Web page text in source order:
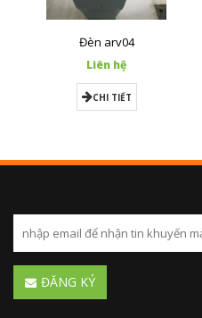
Đèn arv04
Liên hệ
CHI TIẾT
ĐĂNG KÝ